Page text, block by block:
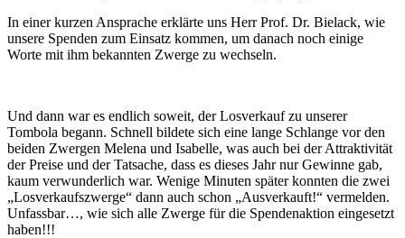
In einer kurzen Ansprache erklärte uns Herr Prof. Dr. Bielack, wie
unsere Spenden zum Einsatz kommen, um danach noch einige
Worte mit ihm bekannten Zwerge zu wechseln.
Und dann war es endlich soweit, der Losverkauf zu unserer
Tombola begann. Schnell bildete sich eine lange Schlange vor den
beiden Zwergen Melena und Isabelle, was auch bei der Attraktivität
der Preise und der Tatsache, dass es dieses Jahr nur Gewinne gab,
kaum verwunderlich war. Wenige Minuten später konnten die zwei
„Losverkaufszwerge“ dann auch schon „Ausverkauft!“ vermelden.
Unfassbar…, wie sich alle Zwerge für die Spendenaktion eingesetzt
haben!!!